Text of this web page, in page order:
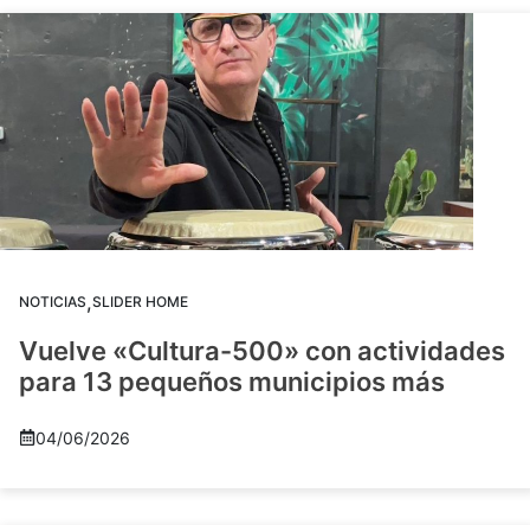
NOTICIAS,SLIDER HOME
Vuelve «Cultura-500» con actividades
para 13 pequeños municipios más
04/06/2026